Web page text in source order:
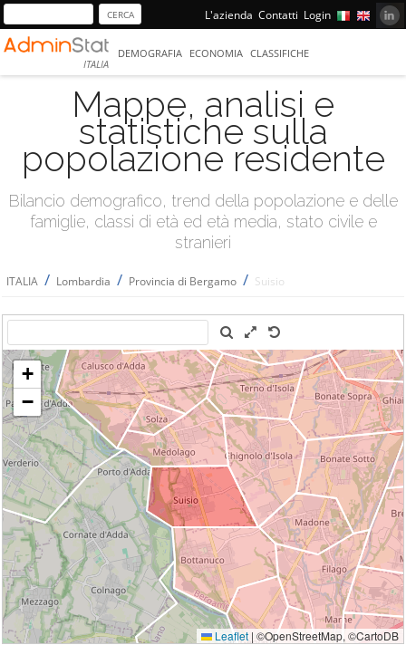
L'azienda Contatti Login
ITALIA
DEMOGRAFIA ECONOMIA CLASSIFICHE
Mappe, analisi e
statistiche sulla
popolazione residente
Bilancio demografico, trend della popolazione e delle
famiglie, classi di età ed età media, stato civile e
stranieri
ITALIA / Lombardia / Provincia di Bergamo / Suisio